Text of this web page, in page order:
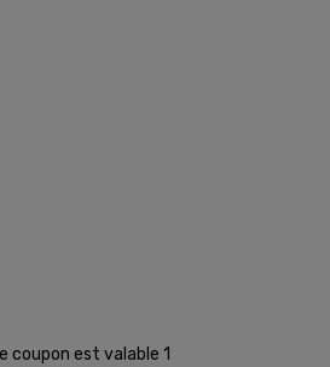
coupon est valable 1